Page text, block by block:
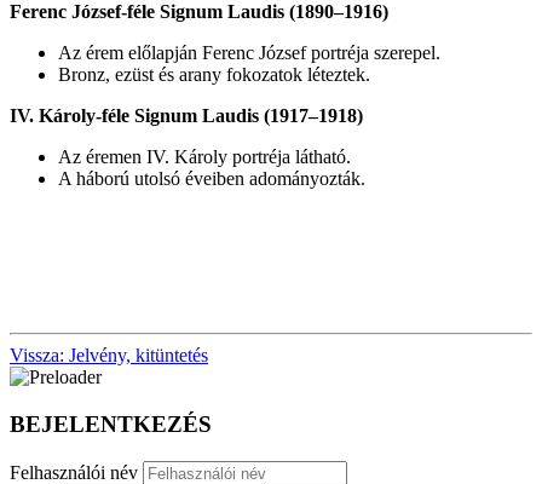
Ferenc József-féle Signum Laudis (1890–1916)
Az érem előlapján Ferenc József portréja szerepel.
Bronz, ezüst és arany fokozatok léteztek.
IV. Károly-féle Signum Laudis (1917–1918)
Az éremen IV. Károly portréja látható.
A háború utolsó éveiben adományozták.
Vissza: Jelvény, kitüntetés
BEJELENTKEZÉS
Felhasználói név